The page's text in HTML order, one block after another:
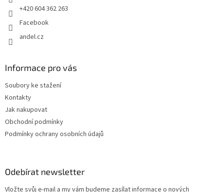
+420 604 362 263
Facebook
andel.cz
Informace pro vás
Soubory ke stažení
Kontakty
Jak nakupovat
Obchodní podmínky
Podmínky ochrany osobních údajů
Odebírat newsletter
Vložte svůj e-mail a my vám budeme zasílat informace o nových